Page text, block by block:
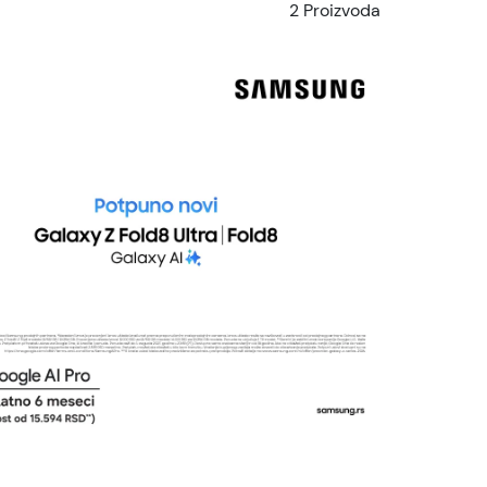
2 Proizvoda